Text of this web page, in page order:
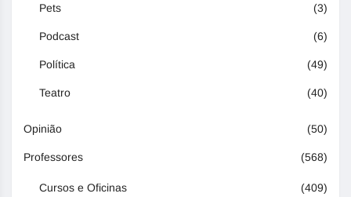
Pets (3)
Podcast (6)
Política (49)
Teatro (40)
Opinião (50)
Professores (568)
Cursos e Oficinas (409)